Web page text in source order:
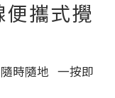
攜式攪
時隨地   一按即